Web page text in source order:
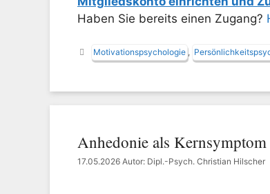
Haben Sie bereits einen Zugang?
Schlagwörter
Motivationspsychologie ,
Anhedonie als
17.05.2026 Autor: Dipl.-Psych. Christian Hilscher